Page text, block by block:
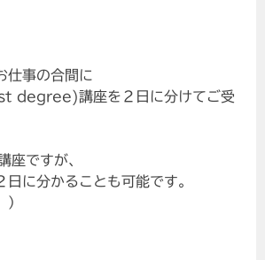
仕事の合間に
degree)講座を２日に分けてご受
座ですが、
日に分かることも可能です。